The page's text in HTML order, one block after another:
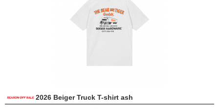
2026 Beiger Truck T-shirt ash